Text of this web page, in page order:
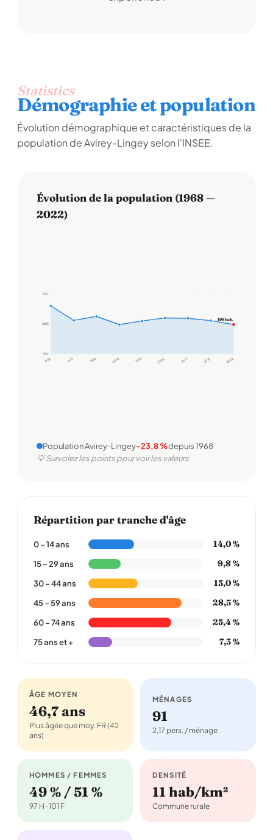
Statistics
Démographie et population
Évolution démographique et caractéristiques de la
population de Avirey-Lingey selon l'INSEE.
Évolution de la population (1968 —
2022)
100
200
200
300
1968 1975 1982 1990 1999 2006 2011 2016 2022
198 hab.
Population Avirey-Lingey-23,8 %depuis 1968
💡 Survolez les points pour voir les valeurs
Répartition par tranche d'âge
0 – 14 ans 14,0 %
15 – 29 ans 9,8 %
30 – 44 ans 15,0 %
45 – 59 ans 28,5 %
60 – 74 ans 25,4 %
75 ans et + 7,3 %
ÂGE MOYEN
46,7 ans
Plus âgée que moy. FR (42
ans)
MÉNAGES
91
2,17 pers. / ménage
HOMMES / FEMMES
49 % / 51 %
97 H · 101 F
DENSITÉ
11 hab/km²
Commune rurale